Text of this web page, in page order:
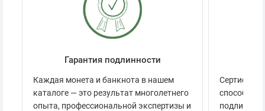
Гарантия подлинности
Каждая монета и банкнота в нашем
каталоге — это результат многолетнего
опыта, профессиональной экспертизы и
способов